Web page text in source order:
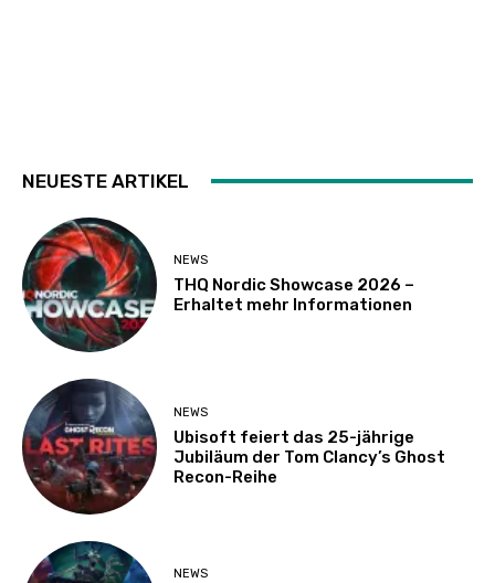
NEUESTE ARTIKEL
NEWS
THQ Nordic Showcase 2026 –
Erhaltet mehr Informationen
NEWS
Ubisoft feiert das 25-jährige
Jubiläum der Tom Clancy’s Ghost
Recon-Reihe
NEWS